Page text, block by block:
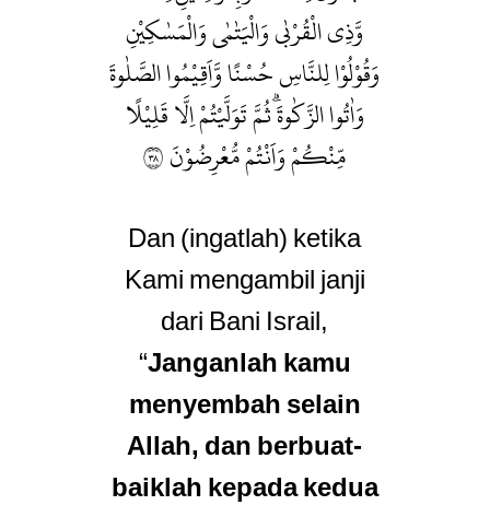
وَّذِى الْقُرْبٰى وَالْيَتٰمٰى وَالْمَسٰكِيْنِ
وَقُوْلُوْا لِلنَّاسِ حُسْنًا وَّاَقِيْمُوا الصَّلٰوةَ
وَاٰتُوا الزَّكٰوةَۗ ثُمَّ تَوَلَّيْتُمْ اِلَّا قَلِيْلًا
مِّنْكُمْ وَاَنْتُمْ مُّعْرِضُوْنَ ٨٣
Dan (ingatlah) ketika
Kami mengambil janji
dari Bani Israil,
“Janganlah kamu
menyembah selain
Allah, dan berbuat-
baiklah kepada kedua